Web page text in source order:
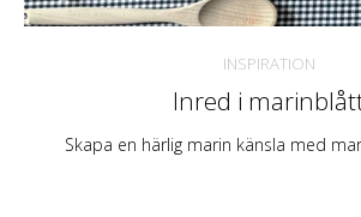
INSPIRATION
Inred i
Skapa en härlig marin känsla med